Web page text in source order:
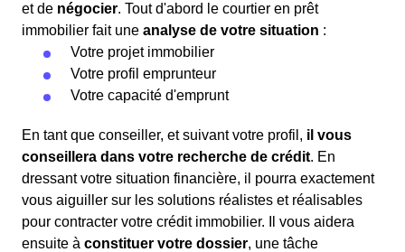
et de négocier. Tout d'abord le courtier en prêt
immobilier fait une analyse de votre situation :
Votre projet immobilier
Votre profil emprunteur
Votre capacité d'emprunt
En tant que conseiller, et suivant votre profil, il vous
conseillera dans votre recherche de crédit. En
dressant votre situation financière, il pourra exactement
vous aiguiller sur les solutions réalistes et réalisables
pour contracter votre crédit immobilier. Il vous aidera
ensuite à constituer votre dossier, une tâche